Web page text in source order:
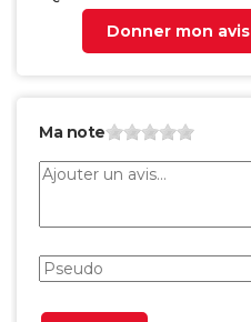
Donner mon avis
Ma note